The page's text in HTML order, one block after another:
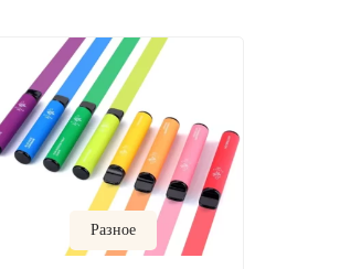
Разное